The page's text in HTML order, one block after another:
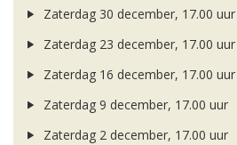
Zaterdag 30 december, 17.00 uur
Zaterdag 23 december, 17.00 uur
Zaterdag 16 december, 17.00 uur
Zaterdag 9 december, 17.00 uur
Zaterdag 2 december, 17.00 uur